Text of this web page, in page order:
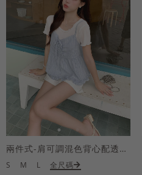
兩件式-肩可調混色背心配透膚短袖上衣
S M L 全尺碼